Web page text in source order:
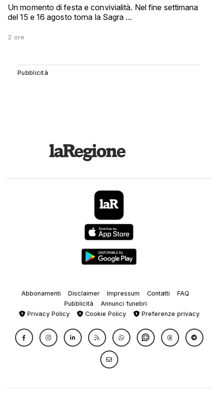
Un momento di festa e convivialità. Nel fine settimana
del 15 e 16 agosto torna la Sagra ...
2 ore
Abbonamenti Disclaimer Impressum Contatti
FAQ
Pubblicità
Annunci funebri
Privacy Policy
Cookie Policy Preferenze privacy